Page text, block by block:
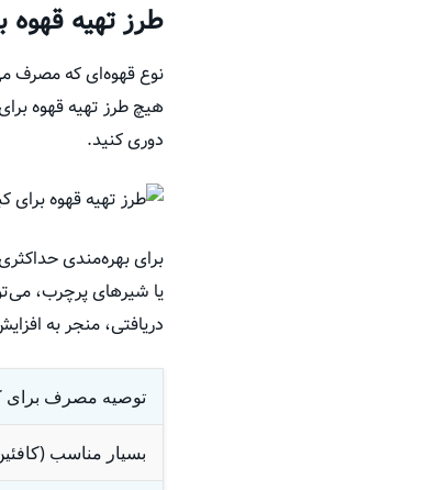
طرز تهیه
نوع قهوه‌ای که مصرف
هیچ طرز تهیه قهوه
دوری کنید.
برای بهره‌مندی
یا شیرهای پرچرب،
دریافتی، منجر به
توصیه‌ مصرف برای
بسیار مناسب